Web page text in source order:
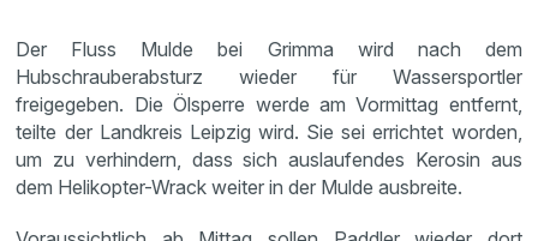
Der Fluss Mulde bei Grimma wird nach dem
Hubschrauberabsturz wieder für Wassersportler
freigegeben. Die Ölsperre werde am Vormittag entfernt,
teilte der Landkreis Leipzig wird. Sie sei errichtet worden,
um zu verhindern, dass sich auslaufendes Kerosin aus
dem Helikopter-Wrack weiter in der Mulde ausbreite.